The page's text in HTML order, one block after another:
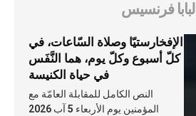
البابا فرنسيس
الإفخارستيّا وصلاة السّاعات، في
كلّ أسبوع وكلّ يوم، هما النَّفَس
في حياة الكنيسة
النص الكامل للمقابلة العامّة مع
المؤمنين يوم الأربعاء 5 آب 2026